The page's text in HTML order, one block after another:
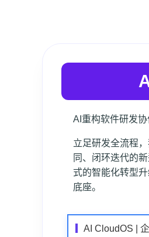
AI重构软件研发
立足研发全流程
同、闭环迭代的
式的智能化转型
底座。
AI CloudOS |